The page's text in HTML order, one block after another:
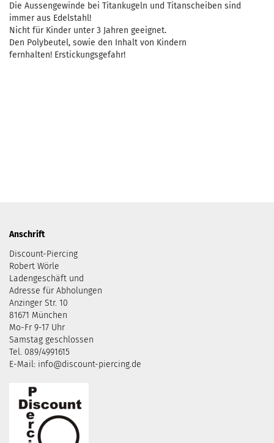
Die Aussengewinde bei Titankugeln und Titanscheiben sind
immer aus Edelstahl!
Nicht für Kinder unter 3 Jahren geeignet.
Den Polybeutel, sowie den Inhalt von Kindern
fernhalten! Erstickungsgefahr!
Anschrift
Discount-Piercing
Robert Wörle
Ladengeschäft und
Adresse für Abholungen
Anzinger Str. 10
81671 München
Mo-Fr 9-17 Uhr
Samstag geschlossen
Tel. 089/4991615
E-Mail: info@discount-piercing.de